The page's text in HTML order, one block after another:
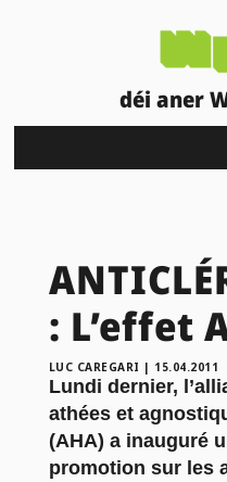
déi aner
: L’effet
LUC CAREGARI | 15.04.2011
Lundi dernier,
athées et
(AHA) a inauguré
promotion sur les